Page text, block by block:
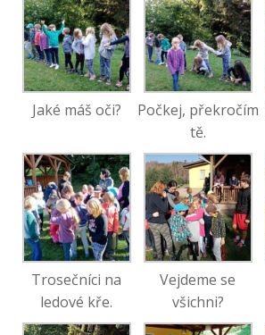
Jaké máš oči?
Počkej, překročím
tě.
Trosečníci na
ledové kře.
Vejdeme se
všichni?